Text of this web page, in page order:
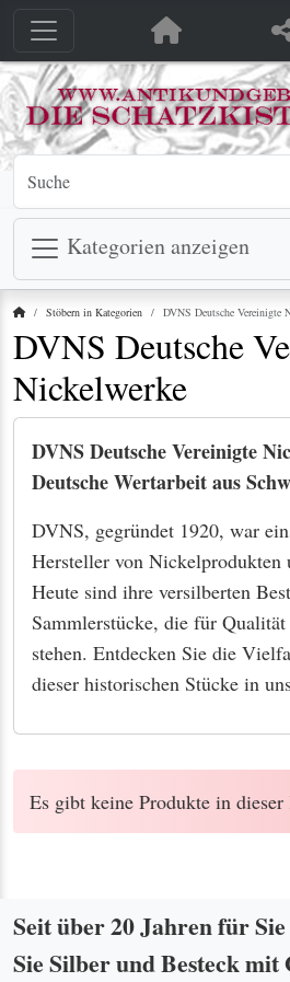
Kategorien anzeigen
StartseiteStöbern in Kategorien DVNS Deutsche Vereinigte
DVNS Deutsche
Nickelwerke
DVNS Deutsche Vereinigte
Deutsche Wertarbeit aus
DVNS, gegründet 1920, war
Hersteller von Nickelprodukten
Heute sind ihre versilberten
Sammlerstücke, die für
stehen. Entdecken Sie die
dieser historischen Stücke in
Es gibt keine Produkte in dieser
Seit über 20 Jahren für
Sie Silber und Besteck mit